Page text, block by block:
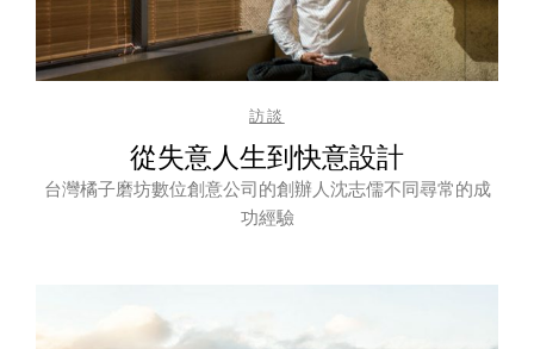
訪談
從失意人生到快意設計
台灣橘子磨坊數位創意公司的創辦人沈志儒不同尋常的成
功經驗